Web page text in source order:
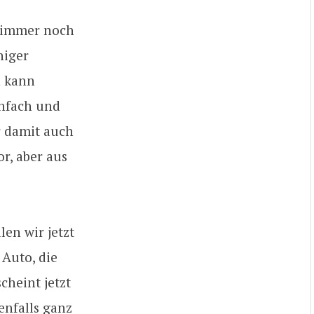
noch
kann
und
damit auch
aber aus
wir jetzt
die
jetzt
ganz